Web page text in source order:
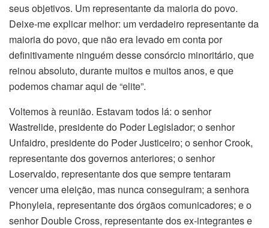
seus objetivos. Um representante da maioria do povo.
Deixe-me explicar melhor: um verdadeiro representante da
maioria do povo, que não era levado em conta por
definitivamente ninguém desse consórcio minoritário, que
reinou absoluto, durante muitos e muitos anos, e que
podemos chamar aqui de “elite”.
Voltemos à reunião. Estavam todos lá: o senhor
Wastrelide, presidente do Poder Legislador; o senhor
Unfaidro, presidente do Poder Justiceiro; o senhor Crook,
representante dos governos anteriores; o senhor
Loservaldo, representante dos que sempre tentaram
vencer uma eleição, mas nunca conseguiram; a senhora
Phonyleia, representante dos órgãos comunicadores; e o
senhor Double Cross, representante dos ex-integrantes e